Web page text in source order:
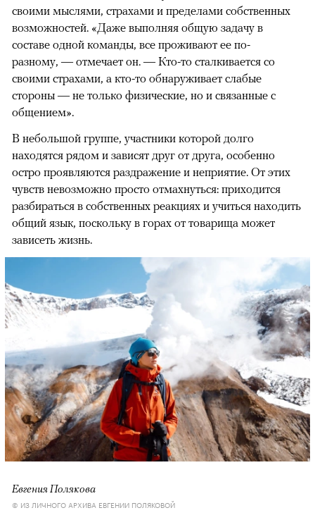
своими мыслями, страхами и пределами собственных
возможностей. «Даже выполняя общую задачу в
составе одной команды, все проживают ее по-
разному, — отмечает он. — Кто-то сталкивается со
своими страхами, а кто-то обнаруживает слабые
стороны — не только физические, но и связанные с
общением».
В небольшой группе, участники которой долго
находятся рядом и зависят друг от друга, особенно
остро проявляются раздражение и неприятие. От этих
чувств невозможно просто отмахнуться: приходится
разбираться в собственных реакциях и учиться находить
общий язык, поскольку в горах от товарища может
зависеть жизнь.
Евгения Полякова
© ИЗ ЛИЧНОГО АРХИВА ЕВГЕНИИ ПОЛЯКОВОЙ